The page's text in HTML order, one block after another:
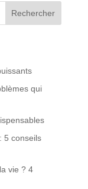
Rechercher
qui
5 conseils
vie ? 4